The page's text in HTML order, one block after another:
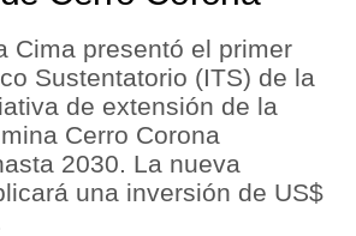
Cima presentó el primer
Sustentatorio (ITS) de la
de extensión de la
Cerro Corona
2030. La nueva
una inversión de US$